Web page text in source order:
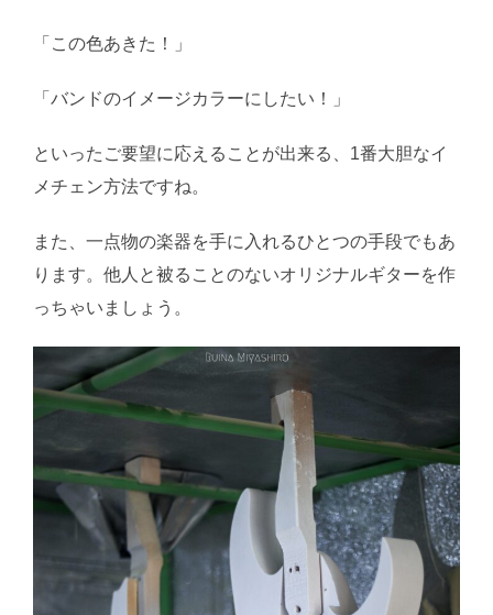
「この色あきた！」
「バンドのイメージカラーにしたい！」
といったご要望に応えることが出来る、1番大胆なイ
メチェン方法ですね。
また、一点物の楽器を手に入れるひとつの手段でもあ
ります。他人と被ることのないオリジナルギターを作
っちゃいましょう。